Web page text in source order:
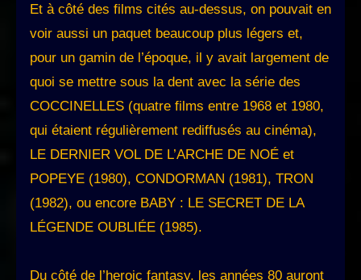
Et à côté des films cités au-dessus, on pouvait en
voir aussi un paquet beaucoup plus légers et,
pour un gamin de l’époque, il y avait largement de
quoi se mettre sous la dent avec la série des
COCCINELLES (quatre films entre 1968 et 1980,
qui étaient régulièrement rediffusés au cinéma),
LE DERNIER VOL DE L’ARCHE DE NOÉ et
POPEYE (1980), CONDORMAN (1981), TRON
(1982), ou encore BABY : LE SECRET DE LA
LÉGENDE OUBLIÉE (1985).
Du côté de l’heroic fantasy, les années 80 auront